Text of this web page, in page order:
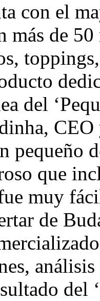
con el
más de
del
pequeño
que
muy
de
del